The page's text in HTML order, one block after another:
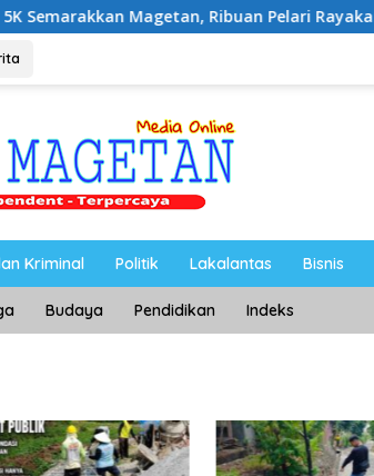
Ribuan Pelari Rayakan HUT ke-28 PKB
Kriminal Politik Lakalantas Bisnis
Budaya Pendidikan Indeks